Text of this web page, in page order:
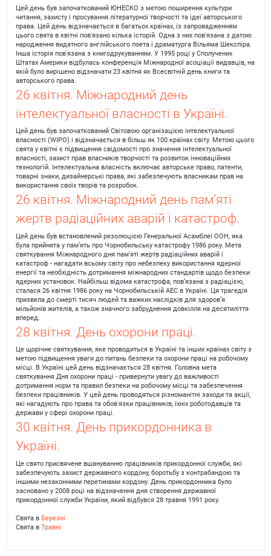
Цей день був започаткований ЮНЕСКО з метою поширення культури
читання, захисту і просування літературної творчості та ідеї авторського
права. Цей день відзначається в багатьох країнах, із запровадженням
цього свята в квітні пов'язано кілька історій. Одна з них пов'язана з датою
народження видатного англійського поета і драматурга Вільяма Шекспіра.
Інша історія пов'язана з книгодрукуванням. У 1995 році у Сполучених
Штатах Америки відбулась конференція Міжнародної асоціації видавців, на
якій було вирішено відзначати 23 квітня як Всесвітній день книги та
авторського права.
26 квітня. Міжнародний день
інтелектуальної власності в Україні.
Цей день був започаткований Світовою організацією інтелектуальної
власності (WIPO) і відзначається в більш як 100 країнах світу. Метою цього
свята у квітні є підвищення свідомості про значення інтелектуальної
власності, захист прав власників творчості та розвиток інноваційних
технологій. Інтелектуальна власність включає авторське право, патенти,
товарні знаки, дизайнерські права, які забезпечують власникам прав на
використання своїх творів та розробок.
26 квітня. Міжнародний день пам’яті
жертв радіаційних аварій і катастроф.
Цей день був встановлений резолюцією Генеральної Асамблеї ООН, яка
була прийнята у пам’ять про Чорнобильську катастрофу 1986 року. Мета
святкування Міжнародного дня пам’яті жертв радіаційних аварій і
катастроф - нагадати всьому світу про небезпеку використання ядерної
енергії та необхідність дотримання міжнародних стандартів щодо безпеки
ядерних установок. Найбільш відома катастрофа, пов’язана з радіацією,
сталася 26 квітня 1986 року на Чорнобильській АЕС в Україні. Ця трагедія
призвела до смерті тисяч людей та важких наслідків для здоров’я
мільйонів жителів, а також значного забруднення довкілля на десятиліття
вперед.
28 квітня. День охорони праці.
Це щорічне святкування, яке проводиться в Україні та інших країнах світу з
метою підвищення уваги до питань безпеки та охорони праці на робочому
місці. В Україні цей день відзначається 28 квітня. Головна мета
святкування Дня охорони праці - привернути увагу до важливості
дотримання норм та правил безпеки на робочому місці та забезпечення
безпеки працівників. У цей день проводяться різноманітні заходи та акції,
які нагадують про права та обов'язки працівників, їхніх роботодавців та
держави у сфері охорони праці.
30 квітня. День прикордонника в
Україні.
Це свято присвячене вшануванню працівників прикордонної служби, які
забезпечують захист державного кордону, боротьбу з контрабандою та
іншими незаконними перетинами кордону. День прикордонника було
засновано у 2008 році на відзначення дня створення державної
прикордонної служби України, який відбувся 28 травня 1991 року.
Свята в Березні
Свята в Травні